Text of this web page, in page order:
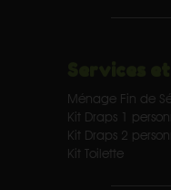
Ménage Fin de
Kit Draps 1
Kit Draps 2
Kit Toilette